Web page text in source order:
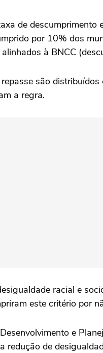
de
por 10% dos
à BNCC
são
a regra.
racial e
este critério por
e
redução de